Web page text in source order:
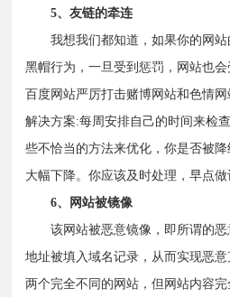
5、友链的牵连
我想我们都知道，如果你的网
黑帽行为，一旦受到惩罚，网站也
百度网站严厉打击赌博网站和色情网
解决方案:每周安排自己的时间来检
些不恰当的方法来优化，你是否被
大幅下降。你应该及时处理，早点做
6、网站被镜像
该网站被恶意镜像，即所谓的
地址被填入域名记录，从而实现恶
两个完全不同的网站，但网站内容完